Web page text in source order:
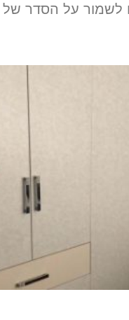
לשמור על הסדר של